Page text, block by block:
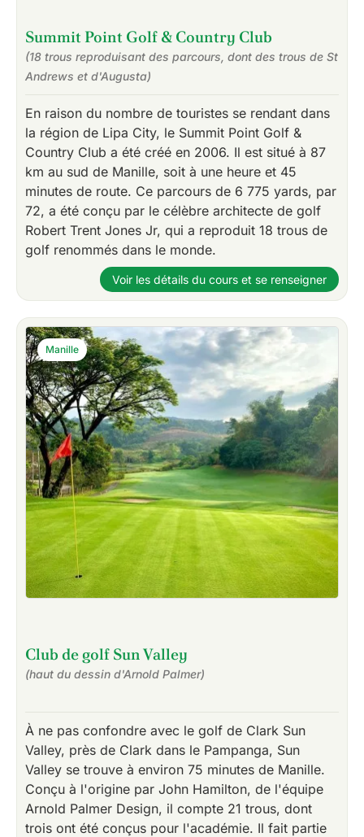
Summit Point Golf & Country Club
(18 trous reproduisant des parcours, dont des trous de St
Andrews et d'Augusta)
En raison du nombre de touristes se rendant dans
la région de Lipa City, le Summit Point Golf &
Country Club a été créé en 2006. Il est situé à 87
km au sud de Manille, soit à une heure et 45
minutes de route. Ce parcours de 6 775 yards, par
72, a été conçu par le célèbre architecte de golf
Robert Trent Jones Jr, qui a reproduit 18 trous de
golf renommés dans le monde.
Voir les détails du cours et se renseigner
Club de golf Sun Valley
(haut du dessin d'Arnold Palmer)
À ne pas confondre avec le golf de Clark Sun
Valley, près de Clark dans le Pampanga, Sun
Valley se trouve à environ 75 minutes de Manille.
Conçu à l'origine par John Hamilton, de l'équipe
Arnold Palmer Design, il compte 21 trous, dont
trois ont été conçus pour l'académie. Il fait partie
Manille